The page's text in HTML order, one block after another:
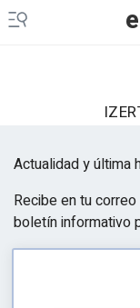
Actualidad y última
Recibe en tu
boletín informativo